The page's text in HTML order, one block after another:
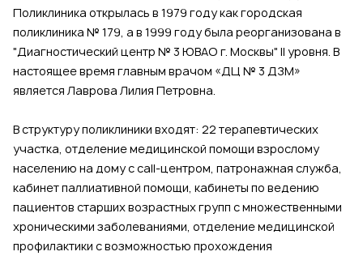
Поликлиника открылась в 1979 году как городская
поликлиника № 179, а в 1999 году была реорганизована в
"Диагностический центр № 3 ЮВАО г. Москвы" II уровня. В
настоящее время главным врачом «ДЦ № 3 ДЗМ»
является Лаврова Лилия Петровна.
В структуру поликлиники входят: 22 терапевтических
участка, отделение медицинской помощи взрослому
населению на дому с call-центром, патронажная служба,
кабинет паллиативной помощи, кабинеты по ведению
пациентов старших возрастных групп с множественными
хроническими заболеваниями, отделение медицинской
профилактики с возможностью прохождения